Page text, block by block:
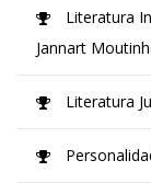
Literatura
Jannart
Literatura